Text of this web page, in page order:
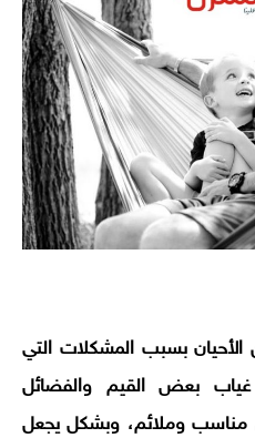
بسبب المشكلات التي
غياب بعض القيم والفضائل
مناسب وملائم، وبشكل يجعل